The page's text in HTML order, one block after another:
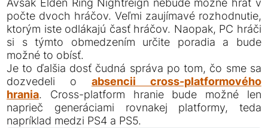
Avšak Elden Ring Nightreign nebude možné hrať v
počte dvoch hráčov. Veľmi zaujímavé rozhodnutie,
ktorým iste odlákajú časť hráčov. Naopak, PC hráči
si s týmto obmedzením určite poradia a bude
možné to obísť.
Je to ďalšia dosť čudná správa po tom, čo sme sa
dozvedeli o absencii cross-platformového
hrania. Cross-platform hranie bude možné len
naprieč generáciami rovnakej platformy, teda
napríklad medzi PS4 a PS5.